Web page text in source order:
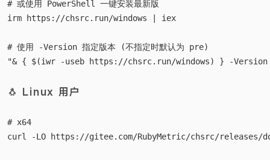
# 或使用 PowerShell 一键安装最新版
irm https://chsrc.run/windows | iex
# 使用 -Version 指定版本 (不指定时默认为 pre)
🐧 Linux 用户
# x64
curl -LO https://gitee.com/RubyMetric/chsrc/releases/